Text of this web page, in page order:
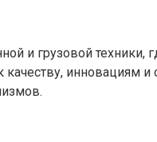
и грузовой
инновациям